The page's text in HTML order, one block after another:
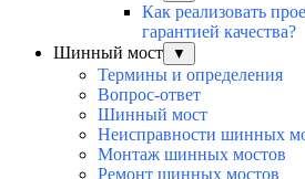
Как реализовать
гарантией качества?
Шинный мост
▼
Термины и определения
Вопрос-ответ
Шинный мост
Неисправности шинных
Монтаж шинных мостов
Ремонт шинных мостов